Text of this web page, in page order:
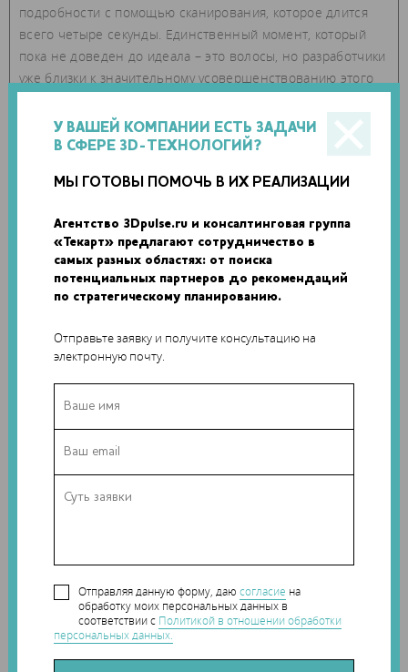
У ВАШЕЙ КОМПАНИИ ЕСТЬ ЗАДАЧИ
В СФЕРЕ 3D-ТЕХНОЛОГИЙ?
МЫ ГОТОВЫ ПОМОЧЬ В ИХ РЕАЛИЗАЦИИ
Агентство 3Dpulse.ru и консалтинговая группа
«Текарт» предлагают сотрудничество в
самых разных областях: от поиска
потенциальных партнеров до рекомендаций
по стратегическому планированию.
Отправьте заявку и получите консультацию на
электронную почту.
Отправляя данную форму, даюсогласие на
обработку моих персональных данных в
соответствии с Политикой в отношении обработки
персональных данных.
подробности с помощью сканирования, которое длится
всего четыре секунды. Единственный момент, который
пока не доведен до идеала – это волосы, но разработчики
уже близки к значительному усовершенствованию этого
Одна из причин, по
Королевской академии
отсканировать свое лицо
– это возможность
напечатать модель на
3D-принтере, чтобы
близких, поделиться с
модели своих детей на
память о том, как они растут... И для этого можно
использовать почти любое устройство и материал, в
зависимости от желаемого результата. Конечно,
лондонская система – не единственная в своем роде,
подобные услуги начинают оказывать
3D-печати, может стать повсеместно распространенной
услугой.